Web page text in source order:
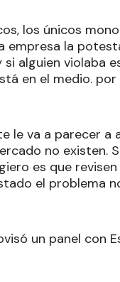
los únicos
empresa la
alguien violaba
en el medio.
le va a parecer
no existen.
es que
el problema
un panel con